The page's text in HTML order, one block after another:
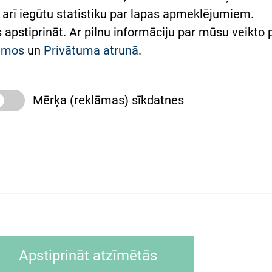
Східної лікарні
з Україною
iegūtu statistiku par lapas apmeklējumiem.
Ar pilnu informāciju par mūsu veikto
un Privātuma atrunā.
Mērķa (reklāmas) sīkdatnes
tīmekļa pārlūkprogramma (piemēram, Internet,
Apstiprināt atzīmētās